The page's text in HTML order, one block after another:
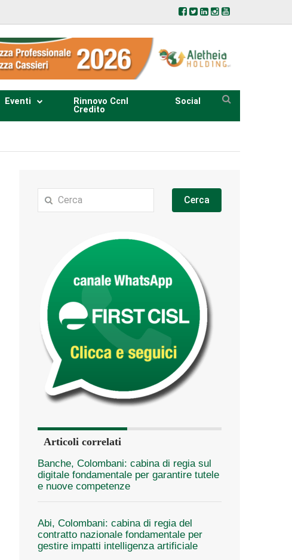
Eventi
Rinnovo Ccnl
Credito
Social
Cerca
Articoli correlati
Banche, Colombani: cabina di regia sul
digitale fondamentale per garantire tutele
e nuove competenze
Abi, Colombani: cabina di regia del
contratto nazionale fondamentale per
gestire impatti intelligenza artificiale